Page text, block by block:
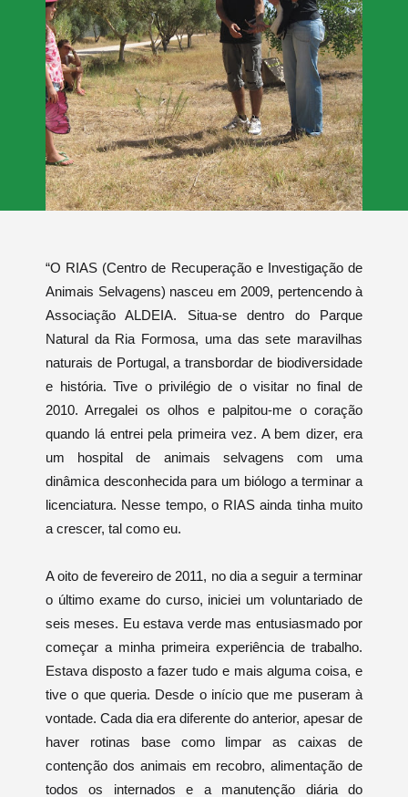
“O RIAS (Centro de Recuperação e Investigação de
Animais Selvagens) nasceu em 2009, pertencendo à
Associação ALDEIA. Situa-se dentro do Parque
Natural da Ria Formosa, uma das sete maravilhas
naturais de Portugal, a transbordar de biodiversidade
e história. Tive o privilégio de o visitar no final de
2010. Arregalei os olhos e palpitou-me o coração
quando lá entrei pela primeira vez. A bem dizer, era
um hospital de animais selvagens com uma
dinâmica desconhecida para um biólogo a terminar a
licenciatura. Nesse tempo, o RIAS ainda tinha muito
a crescer, tal como eu.
A oito de fevereiro de 2011, no dia a seguir a terminar
o último exame do curso, iniciei um voluntariado de
seis meses. Eu estava verde mas entusiasmado por
começar a minha primeira experiência de trabalho.
Estava disposto a fazer tudo e mais alguma coisa, e
tive o que queria. Desde o início que me puseram à
vontade. Cada dia era diferente do anterior, apesar de
haver rotinas base como limpar as caixas de
contenção dos animais em recobro, alimentação de
todos os internados e a manutenção diária do